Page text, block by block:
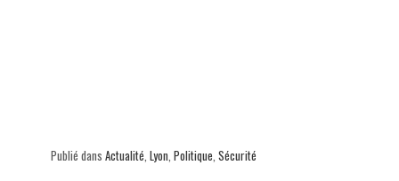
Publié dans Actualité Lyon Politique Sécurité